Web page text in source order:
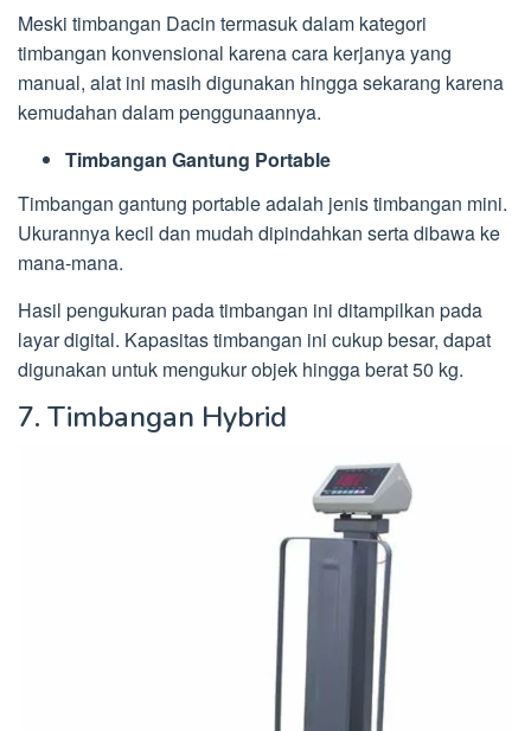
Meski timbangan Dacin termasuk dalam kategori
timbangan konvensional karena cara kerjanya yang
manual, alat ini masih digunakan hingga sekarang karena
kemudahan dalam penggunaannya.
Timbangan Gantung Portable
Timbangan gantung portable adalah jenis timbangan mini.
Ukurannya kecil dan mudah dipindahkan serta dibawa ke
mana-mana.
Hasil pengukuran pada timbangan ini ditampilkan pada
layar digital. Kapasitas timbangan ini cukup besar, dapat
digunakan untuk mengukur objek hingga berat 50 kg.
7. Timbangan Hybrid